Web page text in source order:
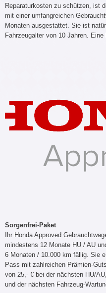
Reparaturkosten zu schützen, ist
mit einer umfangreichen
Monaten ausgestattet. Sie ist
Fahrzeugalter von 10 Jahren.
Sorgenfrei-Paket
Ihr Honda Approved
mindestens 12 Monate HU / AU
6 Monaten / 10.000 km fällig. Sie
Pass mit zahlreichen Prämien-
von 25,- € bei der nächsten HU/
und der nächsten Fahrzeug-